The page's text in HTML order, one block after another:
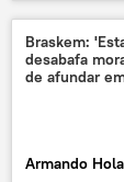
Braskem
tremor
Braskem:
desabafa
de afundar
Armando